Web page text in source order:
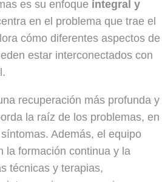
es su enfoque integral y
en el problema que trae el
cómo diferentes aspectos de
estar interconectados con
recuperación más profunda y
la raíz de los problemas, en
Además, el equipo
la formación continua y la
técnicas y terapias,